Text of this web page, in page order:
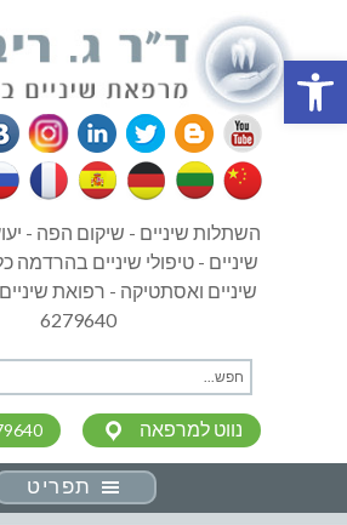
פתח סרגל נגישות
השתלות שיניים - שיקום הפה -
שיניים - טיפולי שיניים בהרדמה
6279640
נווט למרפאה
תפריט